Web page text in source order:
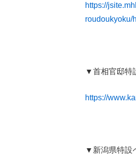
https://
roudoukyoku/
▼首相官邸特
https://
▼新潟県特設